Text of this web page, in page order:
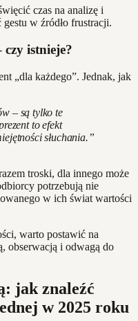
czas na analizę i
w źródło frustracji.
istnieje?
„dla każdego”. Jednak, jak
– są tylko te
to efekt
słuchania.”
troski, dla innego może
potrzebują nie
w ich świat wartości
warto postawić na
obserwacją i odwagą do
jak znaleźć
w 2025 roku